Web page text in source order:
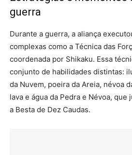
guerra
Durante a guerra, a aliança
complexas como a Técnica das
coordenada por Shikaku. Essa
conjunto de habilidades distintas:
da Nuvem, poeira da Areia, névoa
lava e água da Pedra e Névoa,
a Besta de Dez Caudas.